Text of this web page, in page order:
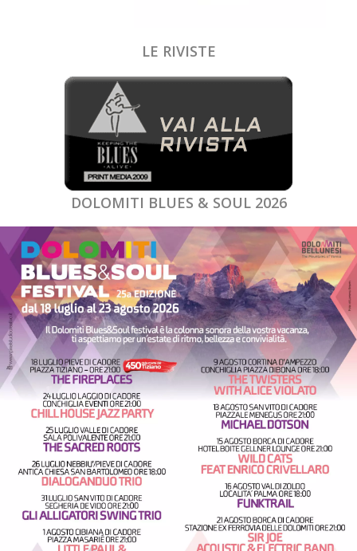
LE RIVISTE
DOLOMITI BLUES & SOUL 2026